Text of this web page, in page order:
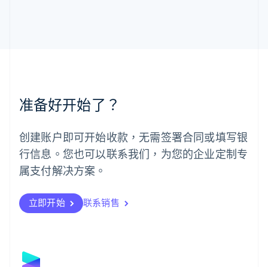
准备好开始了？
创建账户即可开始收款，无需签署合同或填写银
行信息。您也可以联系我们，为您的企业定制专
属支付解决方案。
立即开始 联系销售
挪威
葡萄牙
Português English
日本
日本語English
瑞典
瑞士
DeutschFrançais
English